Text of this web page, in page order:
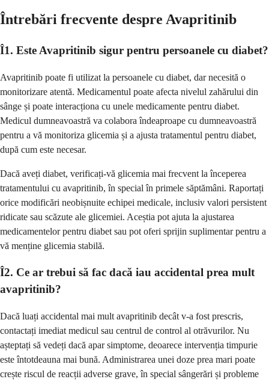
Întrebări frecvente despre Avapritinib
Î1. Este Avapritinib sigur pentru persoanele cu diabet?
Avapritinib poate fi utilizat la persoanele cu diabet, dar necesită o
monitorizare atentă. Medicamentul poate afecta nivelul zahărului din
sânge și poate interacționa cu unele medicamente pentru diabet.
Medicul dumneavoastră va colabora îndeaproape cu dumneavoastră
pentru a vă monitoriza glicemia și a ajusta tratamentul pentru diabet,
după cum este necesar.
Dacă aveți diabet, verificați-vă glicemia mai frecvent la începerea
tratamentului cu avapritinib, în special în primele săptămâni. Raportați
orice modificări neobișnuite echipei medicale, inclusiv valori persistent
ridicate sau scăzute ale glicemiei. Aceștia pot ajuta la ajustarea
medicamentelor pentru diabet sau pot oferi sprijin suplimentar pentru a
vă menține glicemia stabilă.
Î2. Ce ar trebui să fac dacă iau accidental prea mult
avapritinib?
Dacă luați accidental mai mult avapritinib decât v-a fost prescris,
contactați imediat medicul sau centrul de control al otrăvurilor. Nu
așteptați să vedeți dacă apar simptome, deoarece intervenția timpurie
este întotdeauna mai bună. Administrarea unei doze prea mari poate
crește riscul de reacții adverse grave, în special sângerări și probleme